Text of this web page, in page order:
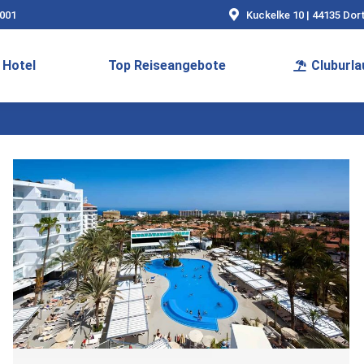
Kuckelke 10 | 44135
Hotel Top Reiseangebote